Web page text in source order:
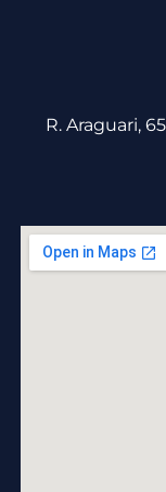
R. Araguari,